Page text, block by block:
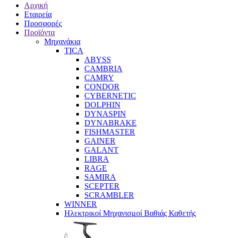
Αρχική
Εταιρεία
Προσφορές
Προϊόντα
Μηχανάκια
TICA
ABYSS
CAMBRIA
CAMRY
CONDOR
CYBERNETIC
DOLPHIN
DYNASPIN
DYNABRAKE
FISHMASTER
GAINER
GALANT
LIBRA
RAGE
SAMIRA
SCEPTER
SCRAMBLER
WINNER
Ηλεκτρικοί Μηχανισμοί Βαθιάς Καθετής